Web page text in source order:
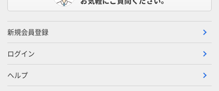
新規会員登録
ログイン
ヘルプ